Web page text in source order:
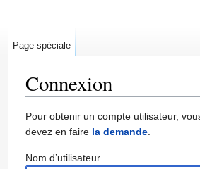
Connexion
Pour obtenir un compte utilisateur,
devez en faire la demande.
Nom d’utilisateur
Page spéciale